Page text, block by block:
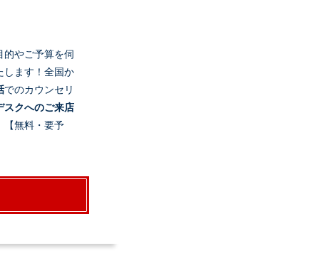
的やご予算を伺
します！全国か
でのカウンセリ
スクへのご来店
【無料・要予